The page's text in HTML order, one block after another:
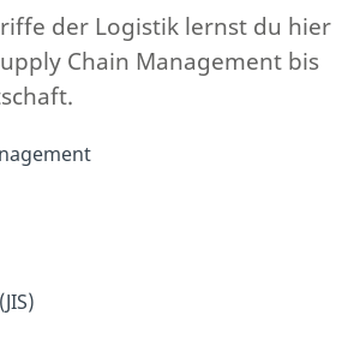
der Logistik lernst du hier
Chain Management bis